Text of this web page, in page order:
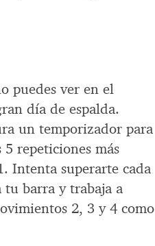
puedes ver en el
día de espalda.
un temporizador para
repeticiones más
Intenta superarte cada
tu barra y trabaja a
2, 3 y 4 como